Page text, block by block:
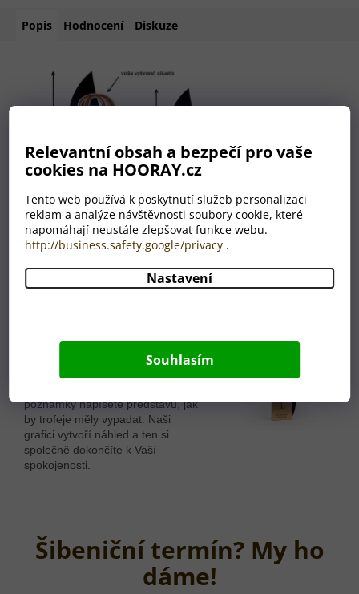
Relevantní obsah a bezpečí pro vaše
cookies na HOORAY.cz
Tento web používá k poskytnutí služeb personalizaci
reklam a analýze návštěvnosti soubory cookie, které
napomáhají neustále zlepšovat funkce webu.
http://business.safety.google/privacy .
Nastavení
Souhlasím
Popis Hodnocení Diskuze
Nemáte grafika? Nevadí!
poznámky napíšete představu, jak
by trofeje měly vypadat. Naši
grafici vytvoří náhled a ten si
společně dokončíte k Vaší
spokojenosti.
Šibeniční termín? My ho
dáme!